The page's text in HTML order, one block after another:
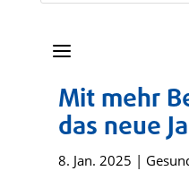
a
Mit mehr
das neue
8. Jan. 2025 |